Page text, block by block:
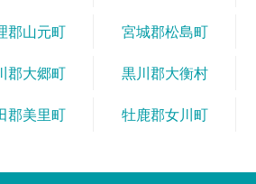
郡山元町 宮城郡松島町
郡大郷町 黒川郡大衡村
郡美里町 牡鹿郡女川町